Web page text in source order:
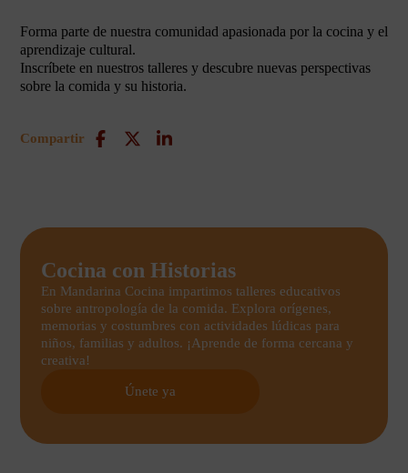
Forma parte de nuestra comunidad apasionada por la cocina y el
aprendizaje cultural.
Inscríbete en nuestros talleres y descubre nuevas perspectivas
sobre la comida y su historia.
Compartir
Cocina con Historias
En Mandarina Cocina impartimos talleres educativos
sobre antropología de la comida. Explora orígenes,
memorias y costumbres con actividades lúdicas para
niños, familias y adultos. ¡Aprende de forma cercana y
creativa!
Únete ya